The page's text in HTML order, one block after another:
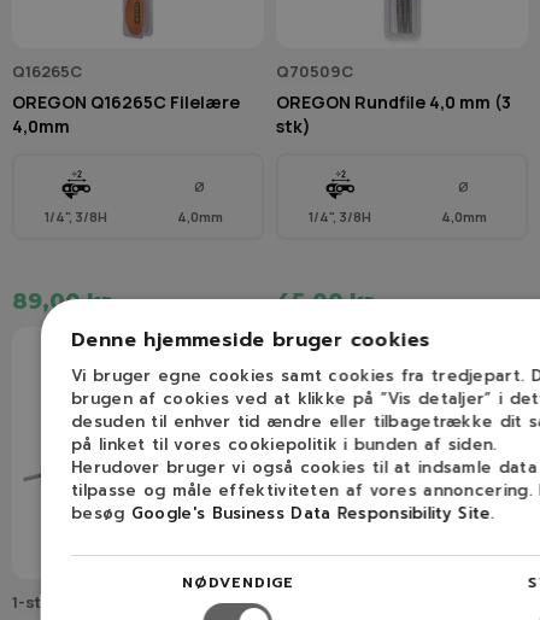
Q16265C
OREGON Q16265C Filelære
4,0mm
1/4", 3/8H
Ø
4,0mm
89,00 kr.
Q70509C
OREGON Rundfile 4,0 mm (3
stk)
1/4", 3/8H
Ø
4,0mm
45,00 kr.
1-stk-4.0mm-rundfil
Denne hjemmeside bruger cookies
Vi bruger egne cookies samt cookies fra tredjepart.
brugen af cookies ved at klikke på ”Vis detaljer” i
desuden til enhver tid ændre eller tilbagetrække dit
på linket til vores cookiepolitik i bunden af siden.
Herudover bruger vi også cookies til at indsamle
tilpasse og måle effektiviteten af vores annoncering.
besøg Google's Business Data Responsibility Site.
NØDVENDIGE